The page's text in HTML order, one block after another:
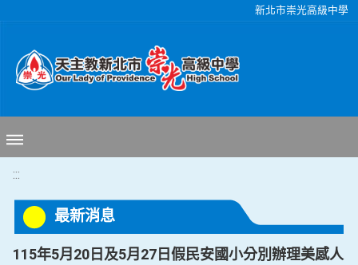
新北市崇光高級中學
:::
最新消息
115年5月20日及5月27日假民安國小分別辦理美感人